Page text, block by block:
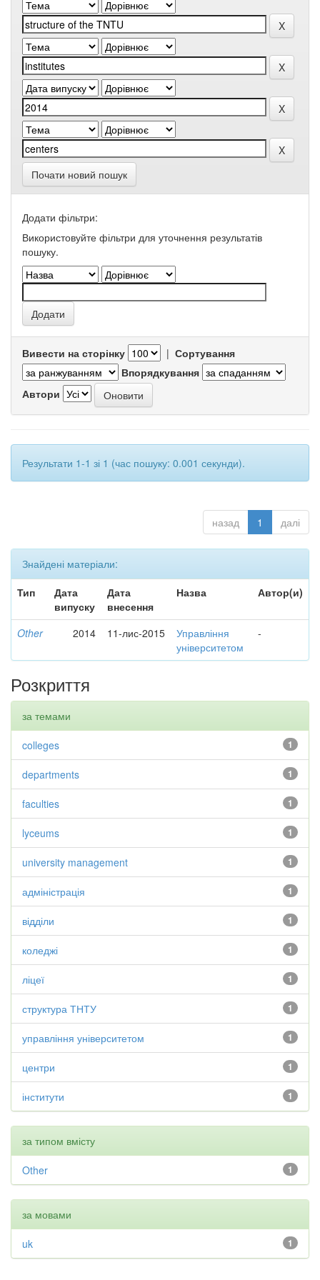
Почати новий пошук
Додати фільтри:
Використовуйте фільтри для уточнення результатів
пошуку.
Вивести на сторінку | Сортування
Впорядкування
Автори
Результати 1-1 зі 1 (час пошуку: 0.001 секунди).
назад 1 далі
Знайдені матеріали:
Тип
Дата
випуску
Дата
внесення
Назва Автор(и)
Other 2014 11-лис-2015
Управління
університетом
-
Розкриття
за темами
1
colleges
1
departments
1
faculties
1
lyceums
1
university management
1
адміністрація
1
відділи
1
коледжі
1
ліцеї
1
структура ТНТУ
1
управління університетом
1
центри
1
інститути
за типом вмісту
1
Other
за мовами
1
uk